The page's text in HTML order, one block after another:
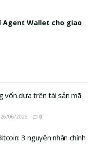
Agent Wallet cho giao
vốn dựa trên tài sản mã
26/06/2026 0
3 nguyên nhân chính